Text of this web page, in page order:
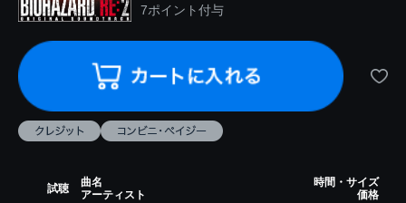
7ポイント付与
試聴
曲名
アーティスト
時間・サイズ
価格